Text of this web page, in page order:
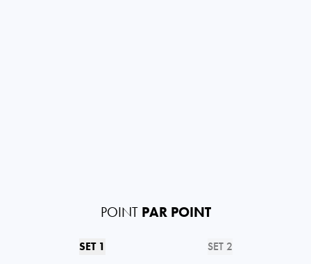
POINT PAR POINT
SET 1 SET 2